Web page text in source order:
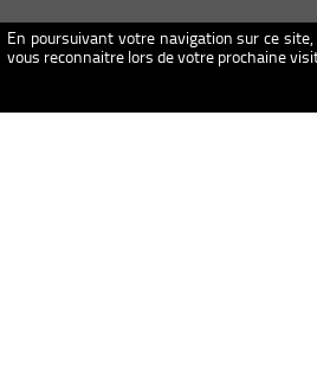
En poursuivant votre navigation sur ce
vous reconnaitre lors de votre prochaine